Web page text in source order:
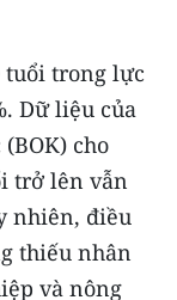
tuổi trong lực
Dữ liệu của
cho
trở lên vẫn
nhiên, điều
thiếu nhân
và nông